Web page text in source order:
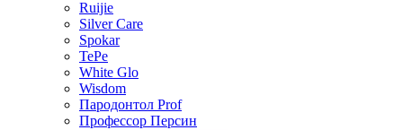
Ruijie
Silver Care
Spokar
TePe
White Glo
Wisdom
Пародонтол Prof
Профессор Персин